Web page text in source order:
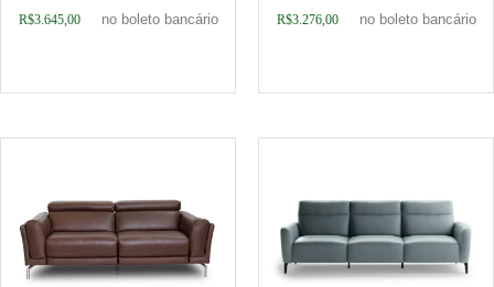
R$3.645,00 no boleto bancário
R$3.276,00 no boleto bancário